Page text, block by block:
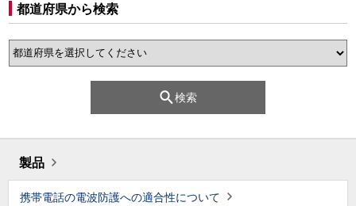
都道府県から検索
検索
製品
携帯電話の電波防護への適合性について